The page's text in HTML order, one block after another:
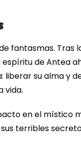
fantasmas. Tras
de Antea
liberar su alma y
vida.
en el místico
terribles